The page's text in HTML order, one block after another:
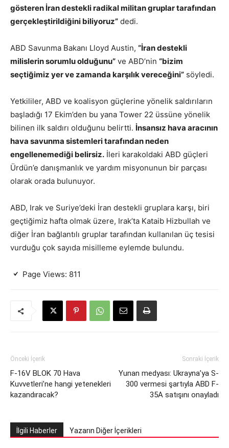
gösteren İran destekli radikal militan gruplar tarafından
gerçekleştirildiğini biliyoruz” dedi.
ABD Savunma Bakanı Lloyd Austin, “İran destekli
milislerin sorumlu olduğunu” ve ABD’nin “bizim
seçtiğimiz yer ve zamanda karşılık vereceğini” söyledi.
Yetkililer, ABD ve koalisyon güçlerine yönelik saldırıların
başladığı 17 Ekim’den bu yana Tower 22 üssüne yönelik
bilinen ilk saldırı olduğunu belirtti. İnsansız hava aracının
hava savunma sistemleri tarafından neden
engellenemediği belirsiz. İleri karakoldaki ABD güçleri
Ürdün’e danışmanlık ve yardım misyonunun bir parçası
olarak orada bulunuyor.
ABD, Irak ve Suriye’deki İran destekli gruplara karşı, biri
geçtiğimiz hafta olmak üzere, Irak’ta Kataib Hizbullah ve
diğer İran bağlantılı gruplar tarafından kullanılan üç tesisi
vurduğu çok sayıda misilleme eylemde bulundu.
Page Views: 811
Önceki İçerik
F-16V BLOK 70 Hava
Kuvvetleri’ne hangi yetenekleri
kazandıracak?
Sonraki İçerik
Yunan medyası: Ukrayna’ya S-
300 vermesi şartıyla ABD F-
35A satışını onayladı
İlgili Haberler Yazarın Diğer İçerikleri